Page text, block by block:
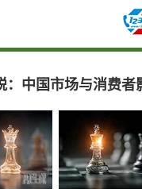
：中国市场与消费者